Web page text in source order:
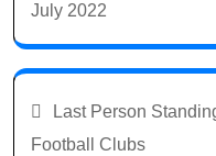
July 2022
Last Person
Football Clubs